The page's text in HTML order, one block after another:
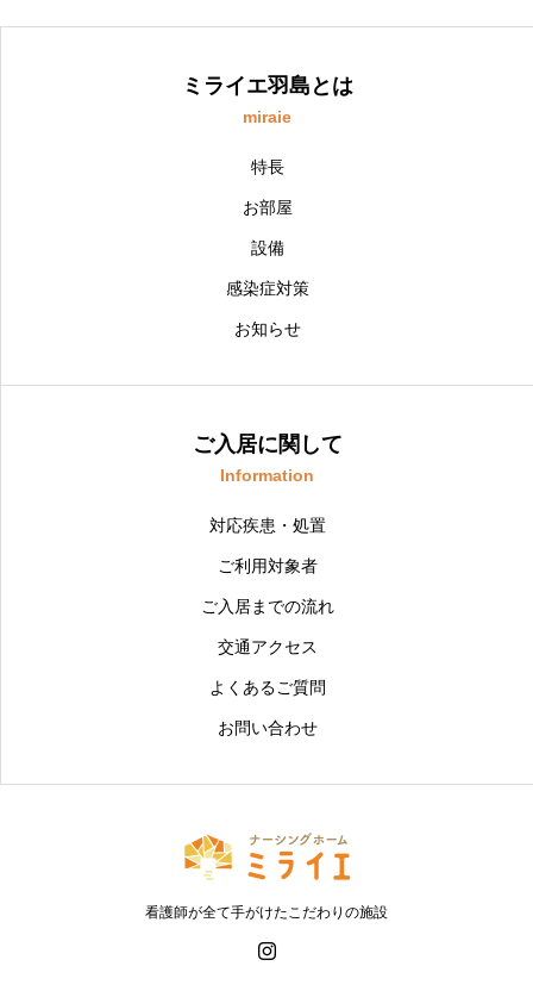
ミライエ羽島とは
miraie
特長
お部屋
設備
感染症対策
お知らせ
ご入居に関して
Information
対応疾患・処置
ご利用対象者
ご入居までの流れ
交通アクセス
よくあるご質問
お問い合わせ
看護師が全て手がけたこだわりの施設